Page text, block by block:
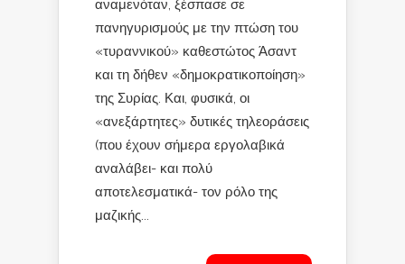
αναμενόταν, ξέσπασε σε
πανηγυρισμούς με την πτώση του
«τυραννικού» καθεστώτος Άσαντ
και τη δήθεν «δημοκρατικοποίηση»
της Συρίας. Και, φυσικά, οι
«ανεξάρτητες» δυτικές τηλεοράσεις
(που έχουν σήμερα εργολαβικά
αναλάβει- και πολύ
αποτελεσματικά- τον ρόλο της
μαζικής...